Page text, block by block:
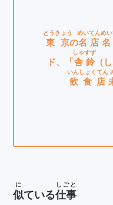
東京
とうきょう
の名店
めいてんめ
ド、「舎
しゃ
鈴
すず
（
飲食店
いんしょくてん
似
に
ている仕事
しごと